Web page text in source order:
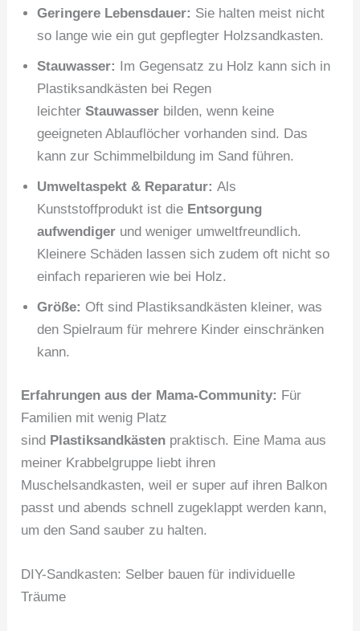
Geringere Lebensdauer: Sie halten meist nicht
so lange wie ein gut gepflegter Holzsandkasten.
Stauwasser: Im Gegensatz zu Holz kann sich in
Plastiksandkästen bei Regen
leichterStauwasser bilden, wenn keine
geeigneten Ablauflöcher vorhanden sind. Das
kann zur Schimmelbildung im Sand führen.
Umweltaspekt & Reparatur: Als
Kunststoffprodukt ist die Entsorgung
aufwendiger und weniger umweltfreundlich.
Kleinere Schäden lassen sich zudem oft nicht so
einfach reparieren wie bei Holz.
Größe: Oft sind Plastiksandkästen kleiner, was
den Spielraum für mehrere Kinder einschränken
kann.
Erfahrungen aus der Mama-Community: Für
Familien mit wenig Platz
sind Plastiksandkästen praktisch. Eine Mama aus
meiner Krabbelgruppe liebt ihren
Muschelsandkasten, weil er super auf ihren Balkon
passt und abends schnell zugeklappt werden kann,
um den Sand sauber zu halten.
DIY-Sandkasten: Selber bauen für individuelle
Träume